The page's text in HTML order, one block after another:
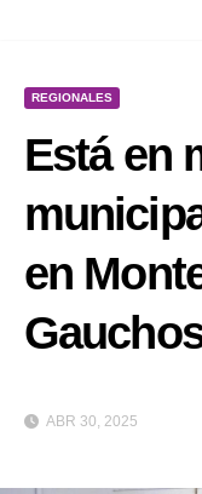
REGIONALES
Está en
en
ABR 30, 2025